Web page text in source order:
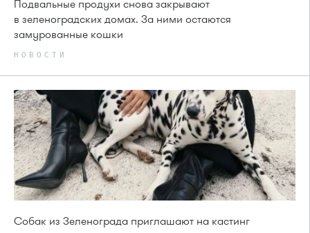
Подвальные продухи снова закрывают
в зеленоградских домах. За ними остаются
замурованные кошки
НОВОСТИ
Собак из Зеленограда приглашают на кастинг